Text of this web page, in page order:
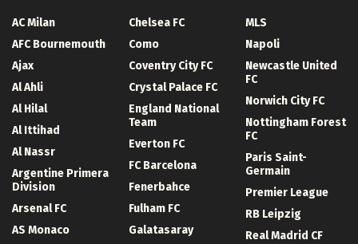
AC Milan
AFC Bournemouth
Ajax
Al Ahli
Al Hilal
Al Ittihad
Al Nassr
Argentine Primera
Division
Arsenal FC
AS Monaco
Chelsea FC
Como
Coventry City FC
Crystal Palace FC
England National
Team
Everton FC
FC Barcelona
Fenerbahce
Fulham FC
Galatasaray
MLS
Napoli
Newcastle United
FC
Norwich City FC
Nottingham Forest
FC
Paris Saint-
Germain
Premier League
RB Leipzig
Real Madrid CF